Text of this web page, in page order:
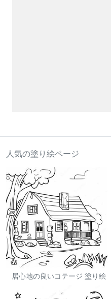
人気の塗り絵ページ
居心地の良いコテージ 塗り絵